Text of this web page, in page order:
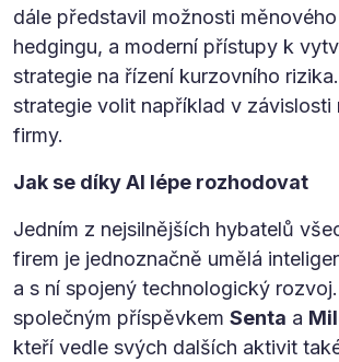
dále představil možnosti
hedgingu, a moderní přístupy k
strategie na řízení kurzovního
strategie volit například v závislosti
firmy.
Jak se díky AI lépe rozhodovat
Jedním z nejsilnějších hybatelů
firem je jednoznačně umělá
a s ní spojený technologický
společným příspěvkem Senta a
kteří vedle svých dalších aktivit